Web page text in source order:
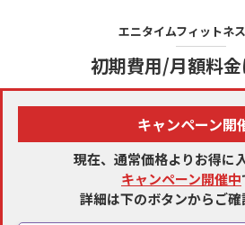
エニタイムフィットネス
初期費用/月額料金
キャンペーン開
現在、通常価格よりお得に
キャンペーン開催中
詳細は下のボタンからご確